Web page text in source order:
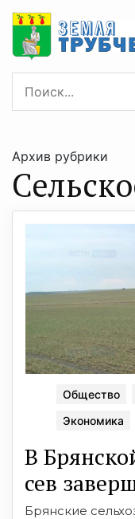
Архив рубрики
Общество
Экономика
В
сев
Брянские